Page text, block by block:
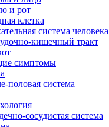
и рот
клетка
система человека
кишечный тракт
симптомы
половая система
сосудистая система